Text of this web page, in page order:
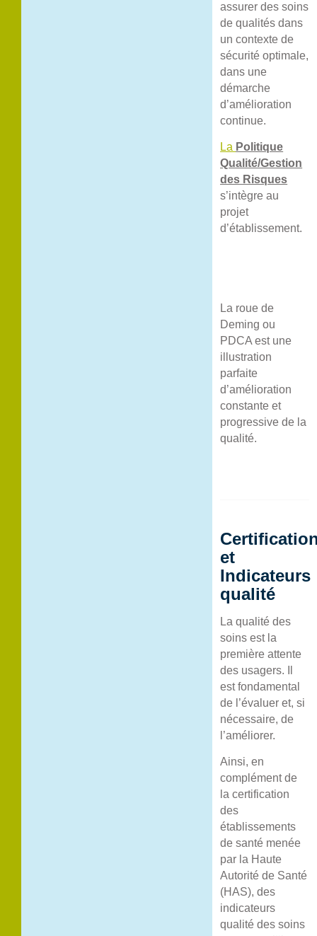
assurer des soins
de qualités dans
un contexte de
sécurité optimale,
dans une
démarche
d’amélioration
continue.
La Politique
Qualité/Gestion
des Risques
s’intègre au
projet
d’établissement.
La roue de
Deming ou
PDCA est une
illustration
parfaite
d’amélioration
constante et
progressive de la
qualité.
et
Indicateurs
qualité
La qualité des
soins est la
première attente
des usagers. Il
est fondamental
de l’évaluer et, si
nécessaire, de
l’améliorer.
Ainsi, en
complément de
la certification
des
établissements
de santé menée
par la Haute
Autorité de Santé
(HAS), des
indicateurs
qualité des soins